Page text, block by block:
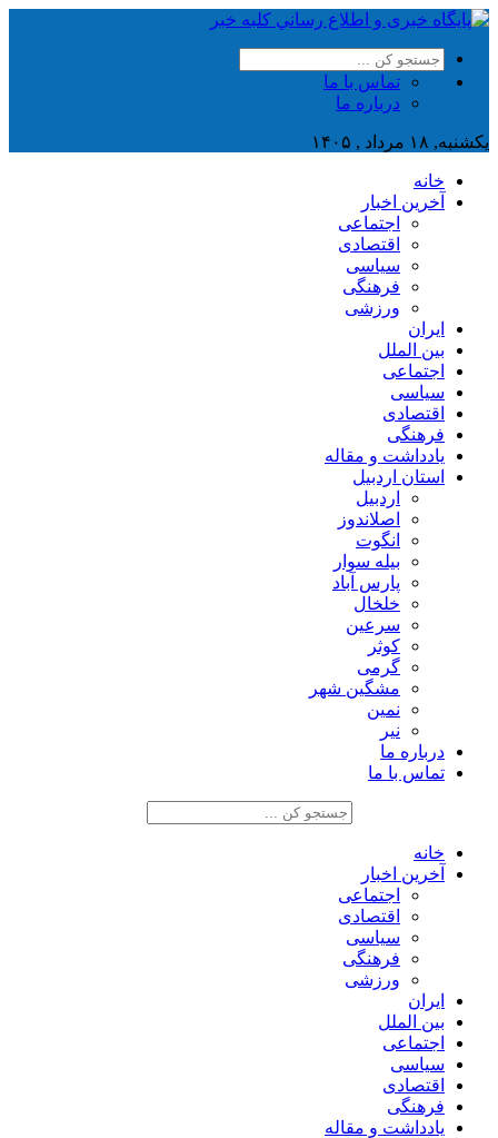
تماس با ما
درباره ما
یکشنبه, ۱۸ مرداد , ۱۴۰۵
خانه
آخرین اخبار
اجتماعی
اقتصادی
سیاسی
فرهنگی
ورزشی
ایران
بین الملل
اجتماعی
سیاسی
اقتصادی
فرهنگی
یادداشت و مقاله
استان اردبیل
اردبیل
اصلاندوز
انگوت
بیله سوار
پارس آباد
خلخال
سرعین
کوثر
گرمی
مشگین شهر
نمین
نیر
درباره ما
تماس با ما
خانه
آخرین اخبار
اجتماعی
اقتصادی
سیاسی
فرهنگی
ورزشی
ایران
بین الملل
اجتماعی
سیاسی
اقتصادی
فرهنگی
یادداشت و مقاله